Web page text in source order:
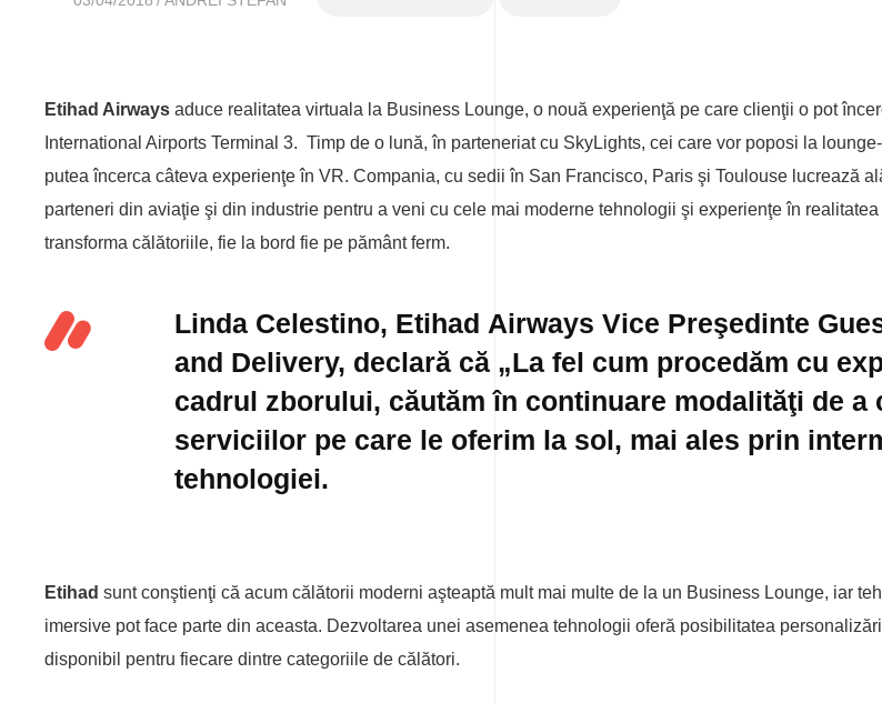
Etihad Airways aduce realitatea virtuala la Business Lounge, o nouă experienţă pe care clienţii o pot
International Airports Terminal 3. Timp de o lună, în parteneriat cu SkyLights, cei care vor poposi la
putea încerca câteva experienţe în VR. Compania, cu sedii în San Francisco, Paris şi Toulouse lucrează
parteneri din aviaţie şi din industrie pentru a veni cu cele mai moderne tehnologii şi experienţe în
transforma călătoriile, fie la bord fie pe pământ ferm.
Linda Celestino, Etihad Airways Vice Preşedinte
and Delivery, declară că „La fel cum procedăm cu
cadrul zborului, căutăm în continuare modalităţi de a
serviciilor pe care le oferim la sol, mai ales prin
tehnologiei.
Etihad sunt conştienţi că acum călătorii moderni aşteaptă mult mai multe de la un Business Lounge, iar
imersive pot face parte din aceasta. Dezvoltarea unei asemenea tehnologii oferă posibilitatea
disponibil pentru fiecare dintre categoriile de călători.